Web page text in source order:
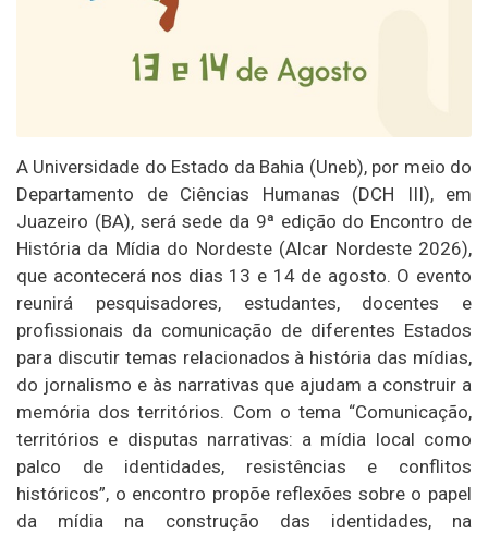
A Universidade do Estado da Bahia (Uneb), por meio do
Departamento de Ciências Humanas (DCH III), em
Juazeiro (BA), será sede da 9ª edição do Encontro de
História da Mídia do Nordeste (Alcar Nordeste 2026),
que acontecerá nos dias 13 e 14 de agosto. O evento
reunirá pesquisadores, estudantes, docentes e
profissionais da comunicação de diferentes Estados
para discutir temas relacionados à história das mídias,
do jornalismo e às narrativas que ajudam a construir a
memória dos territórios. Com o tema “Comunicação,
territórios e disputas narrativas: a mídia local como
palco de identidades, resistências e conflitos
históricos”, o encontro propõe reflexões sobre o papel
da mídia na construção das identidades, na